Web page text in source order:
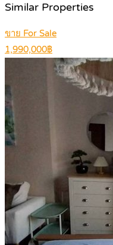
Similar Properties
ขาย For Sale
1,990,000฿